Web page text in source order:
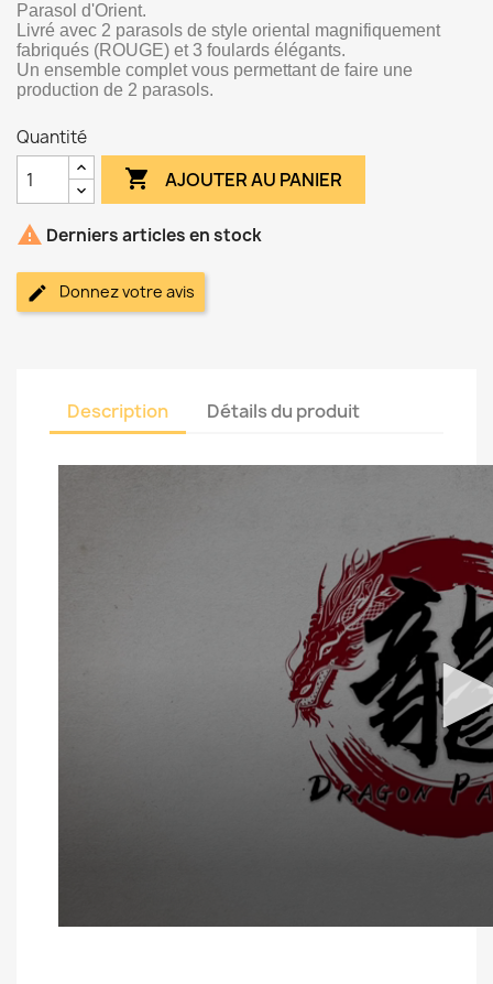
Parasol d'Orient.
Livré avec 2 parasols de style oriental magnifiquement
fabriqués (ROUGE) et 3 foulards élégants.
Un ensemble complet vous permettant de faire une
production de 2 parasols.
Quantité
 AJOUTER AU PANIER
 Derniers articles en stock
Donnez votre avis
Description Détails du produit